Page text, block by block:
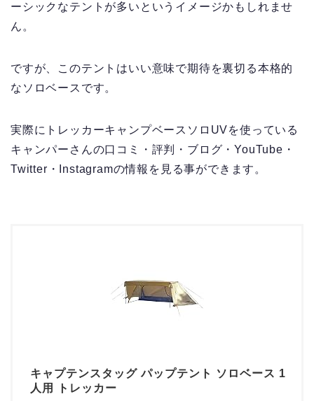
ーシックなテントが多いというイメージかもしれませ
ん。
ですが、このテントはいい意味で期待を裏切る本格的
なソロベースです。
実際にトレッカーキャンプベースソロUVを使っている
キャンパーさんの口コミ・評判・ブログ・YouTube・
Twitter・Instagramの情報を見る事ができます。
キャプテンスタッグ パップテント ソロベース 1
人用 トレッカー